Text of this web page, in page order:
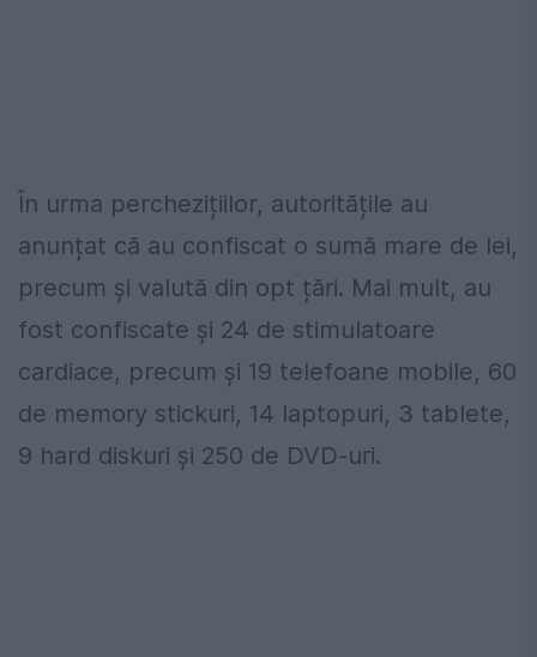
În urma perchezițiilor, autoritățile au
anunțat că au confiscat o sumă mare de lei,
precum și valută din opt țări. Mai mult, au
fost confiscate și 24 de stimulatoare
cardiace, precum și 19 telefoane mobile, 60
de memory stickuri, 14 laptopuri, 3 tablete,
9 hard diskuri și 250 de DVD-uri.